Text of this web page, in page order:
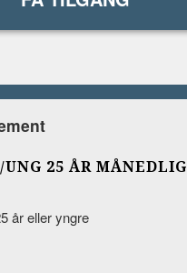
25 ÅR MÅNEDLIG
år eller yngre